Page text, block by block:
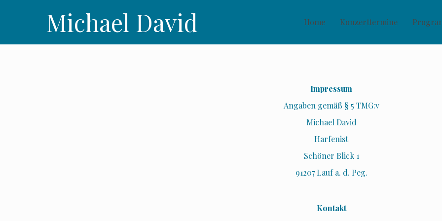
Michael David Home Konzerttermine
Impressum
Angaben gemäß § 5 TMG:v
Michael David
Harfenist
Schöner Blick 1
91207 Lauf a. d. Peg.
Kontakt